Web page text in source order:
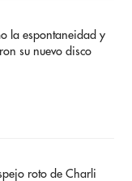
la espontaneidad y
su nuevo disco
roto de Charli